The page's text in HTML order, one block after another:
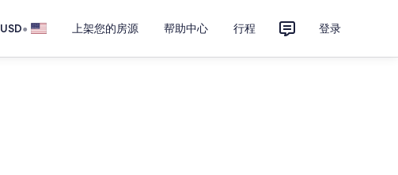
USD• 上架您的房源 帮助中心 行程 登录